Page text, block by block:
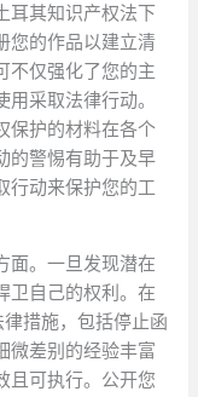
耳其知识产权法下
您的作品以建立清
不仅强化了您的主
采取法律行动。
保护的材料在各个
的警惕有助于及早
行动来保护您的工
面。一旦发现潜在
卫自己的权利。在
措施，包括停止函
微差别的经验丰富
且可执行。公开您